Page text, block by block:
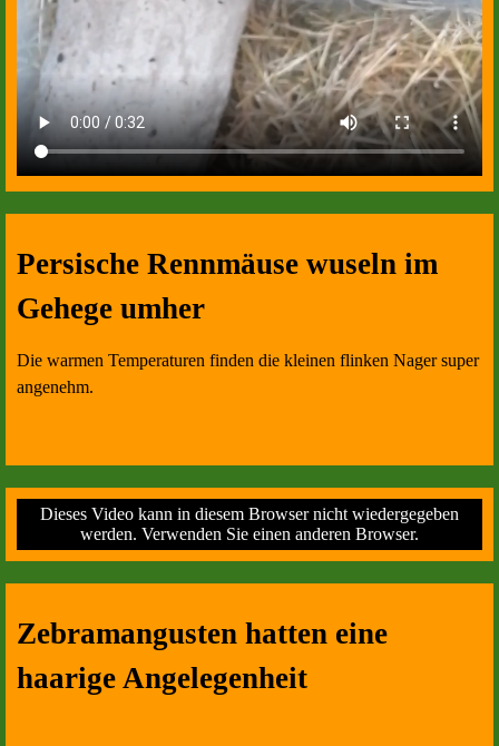
Persische Rennmäuse wuseln im
Gehege umher
Die warmen Temperaturen finden die kleinen flinken Nager super
angenehm.
Dieses Video kann in diesem Browser nicht wiedergegeben
werden. Verwenden Sie einen anderen Browser.
Zebramangusten hatten eine
haarige Angelegenheit